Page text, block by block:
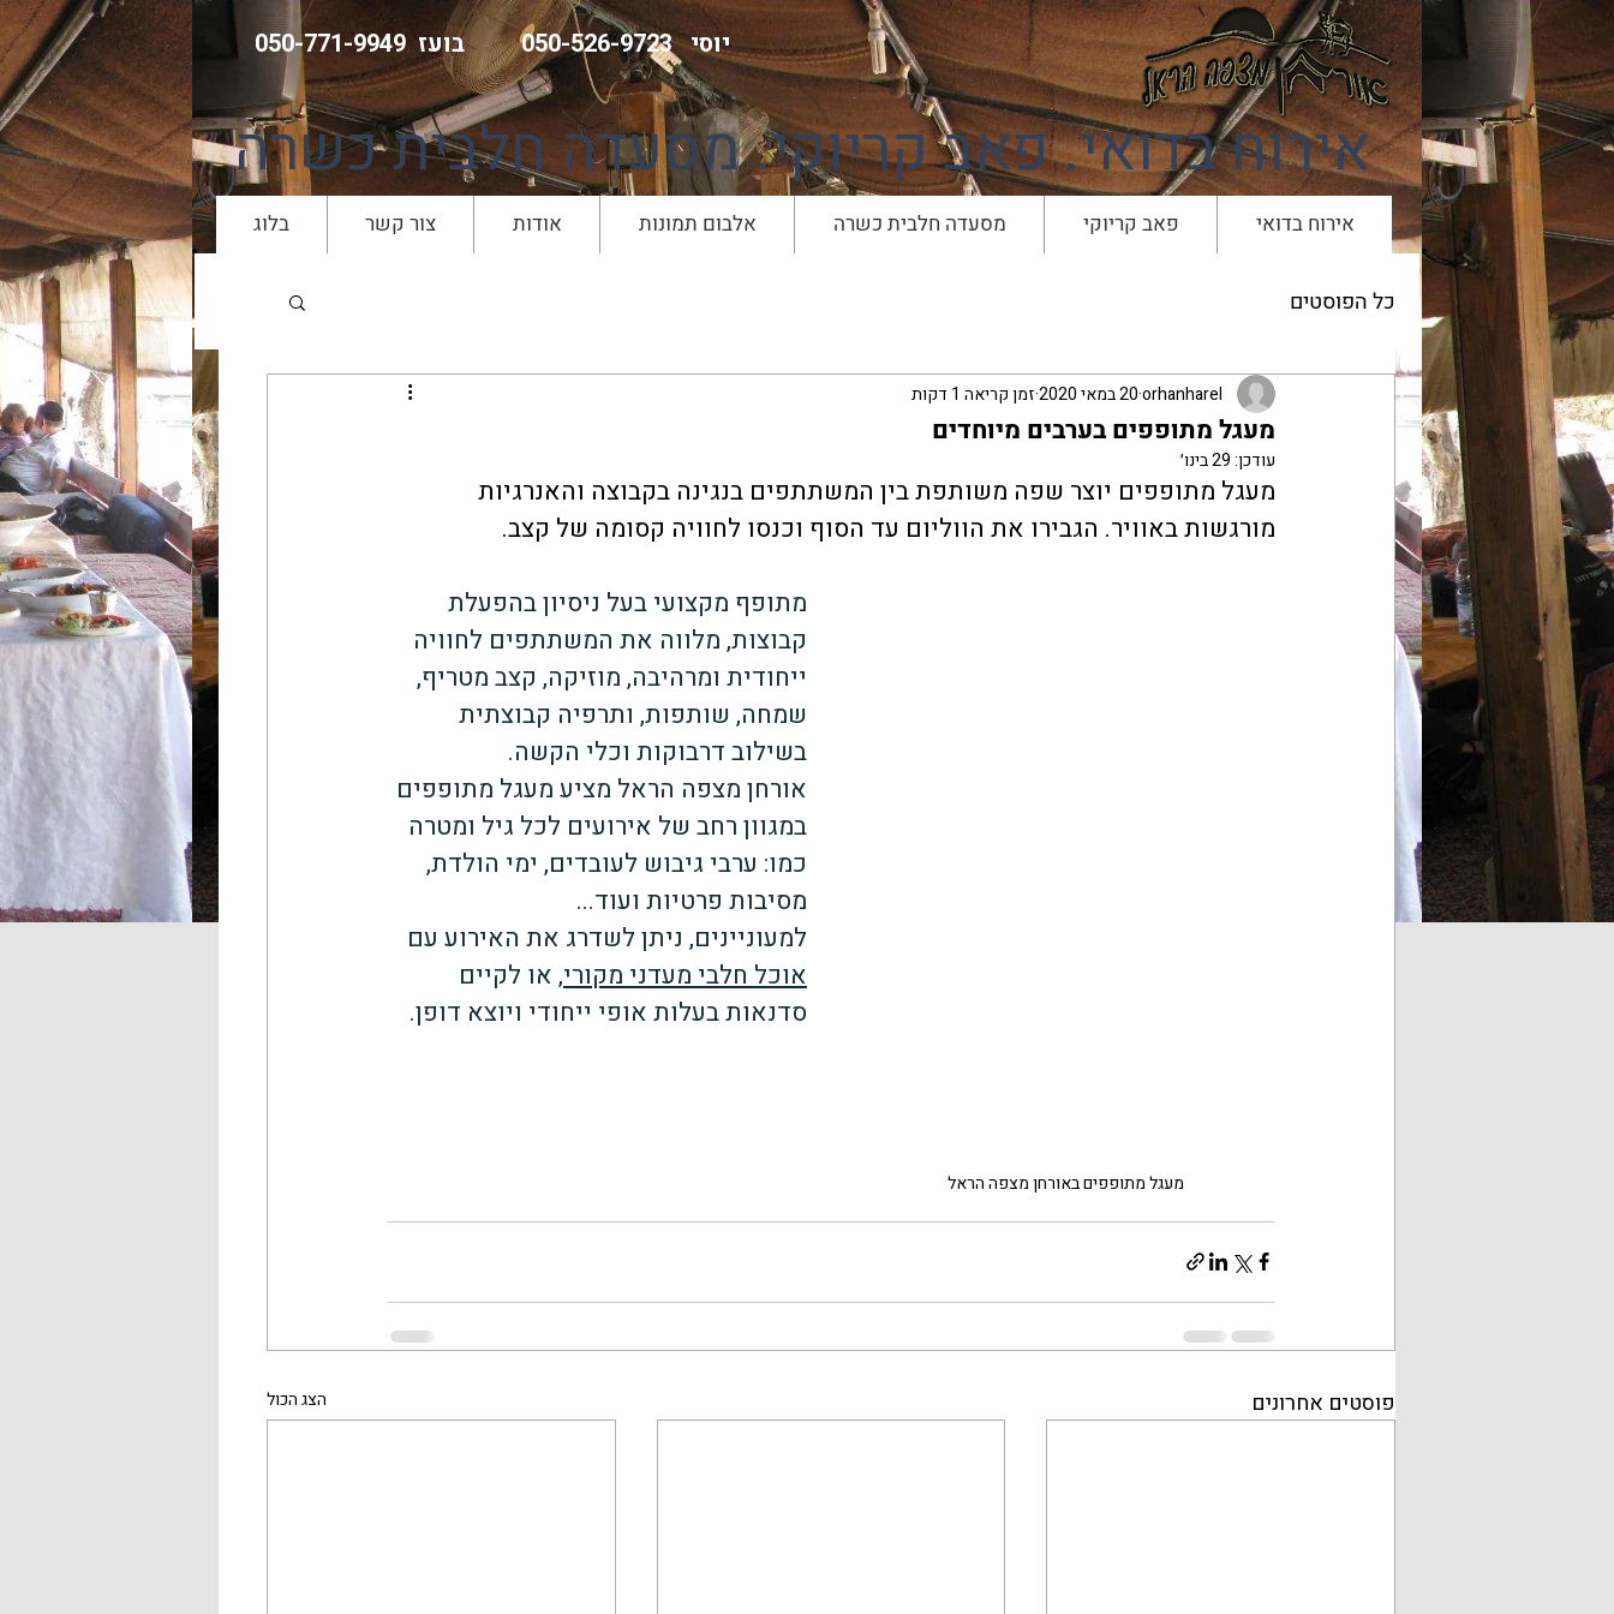
בועז 050-771-9949 יוסי050-526-9723
אירוח בדואי. פאב קריוקי. מסעדה חלבית כשרה
אירוח בדואי פאב קריוקי מסעדה חלבית כשרה אלבום תמונות אודות צור קשר בלוג
כל הפוסטים
מעגל מתופפים בערבים מיוחדים
orhanharel20 במאי 2020 זמן קריאה 1 דקות
עודכן:29 בינו׳
מעגל מתופפים יוצר שפה משותפת בין המשתתפים בנגינה בקבוצה והאנרגיות
מורגשות באוויר. הגבירו את הווליום עד הסוף וכנסו לחוויה קסומה של קצב.
מעגל מתופפים באורחן מצפה הראל
מתופף מקצועי בעל ניסיון בהפעלת
קבוצות, מלווה את המשתתפים לחוויה
ייחודית ומרהיבה, מוזיקה, קצב מטריף,
שמחה, שותפות, ותרפיה קבוצתית
בשילוב דרבוקות וכלי הקשה.
אורחן מצפה הראל מציע מעגל מתופפים
במגוון רחב של אירועים לכל גיל ומטרה
כמו: ערבי גיבוש לעובדים, ימי הולדת,
מסיבות פרטיות ועוד...
למעוניינים, ניתן לשדרג את האירוע עם
אוכל חלבי מעדני מקורי, או לקיים
סדנאות בעלות אופי ייחודי ויוצא דופן.
פוסטים אחרונים הצג הכול